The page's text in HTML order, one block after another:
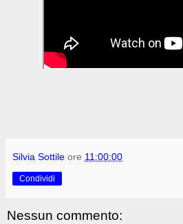
Silvia Sottile ore 11:00:00
Condividi
Nessun commento: